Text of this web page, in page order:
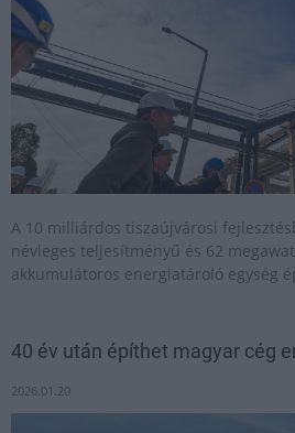
A 10 milliárdos tiszaújvárosi
névleges teljesítményű és 62
akkumulátoros energiatároló egység
40 év után építhet magyar cég
2026.01.20